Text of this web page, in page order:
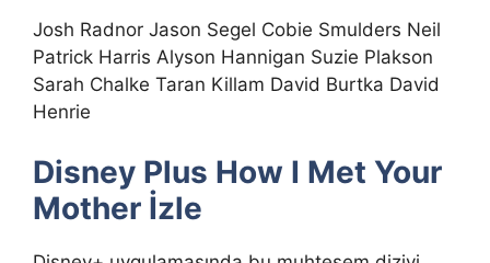
Josh Radnor Jason Segel Cobie Smulders Neil
Patrick Harris Alyson Hannigan Suzie Plakson
Sarah Chalke Taran Killam David Burtka David
Henrie
Disney Plus How I Met Your
Mother İzle